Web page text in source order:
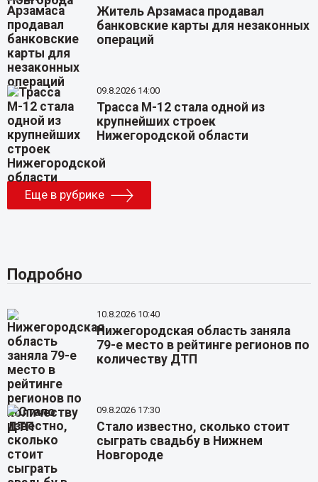
Житель Арзамаса продавал
банковские карты для незаконных
операций
09.8.2026 14:00
Трасса М-12 стала одной из
крупнейших строек
Нижегородской области
Еще в рубрике
Подробно
10.8.2026 10:40
Нижегородская область заняла
79-е место в рейтинге регионов по
количеству ДТП
09.8.2026 17:30
Стало известно, сколько стоит
сыграть свадьбу в Нижнем
Новгороде